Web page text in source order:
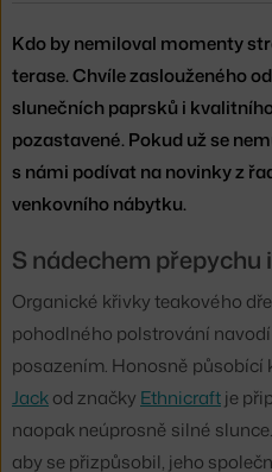
Kdo by nemiloval momenty
terase. Chvíle zaslouženého
slunečních paprsků i
pozastavené. Pokud už se
s námi podívat na novinky z
venkovního nábytku.
S nádechem přepychu
Organické křivky teakového
pohodlného polstrování
posazením. Honosně působící
Jackod značky Ethnicraftje
naopak neúprosně silné
aby se přizpůsobil, jeho